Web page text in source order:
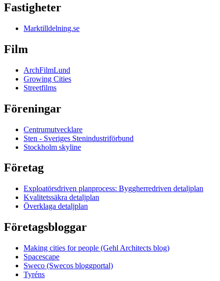
Fastigheter
Marktilldelning.se
Film
ArchFilmLund
Growing Cities
Streetfilms
Föreningar
Centrumutvecklare
Sten - Sveriges Stenindustriförbund
Stockholm skyline
Företag
Exploatörsdriven planprocess: Byggherredriven detaljplan
Kvalitetssäkra detaljplan
Överklaga detaljplan
Företagsbloggar
Making cities for people (Gehl Architects blog)
Spacescape
Sweco (Swecos bloggportal)
Tyréns